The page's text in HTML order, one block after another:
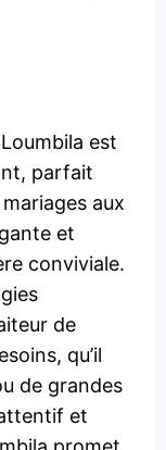
est
parfait
aux
et
conviviale.
de
qu’il
de grandes
et